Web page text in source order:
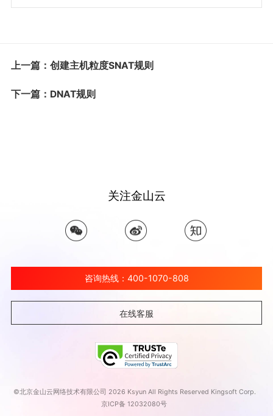
上一篇：创建主机粒度SNAT规则
下一篇：DNAT规则
关注金山云
咨询热线：400-1070-808
在线客服
©北京金山云网络技术有限公司 2026 Ksyun All Rights Reserved Kingsoft Corp.
京ICP备 12032080号